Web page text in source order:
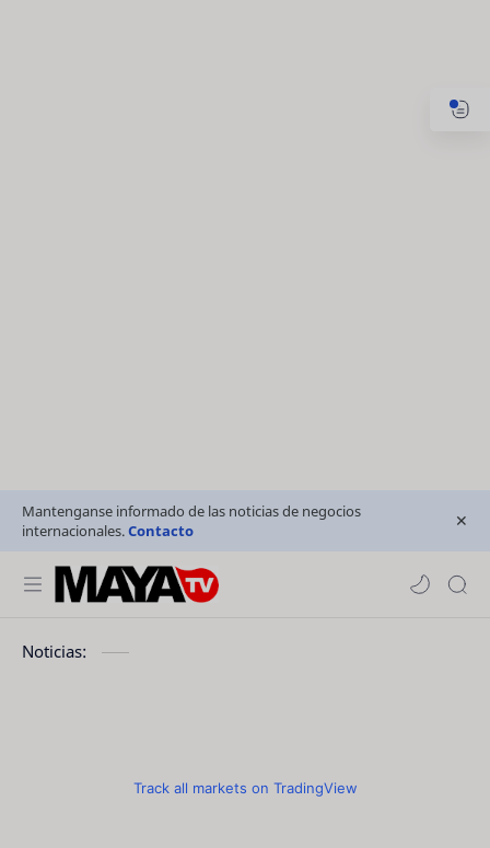
Mantenganse informado de las noticias de negocios
internacionales.Contacto
Noticias:
Track all markets on TradingView